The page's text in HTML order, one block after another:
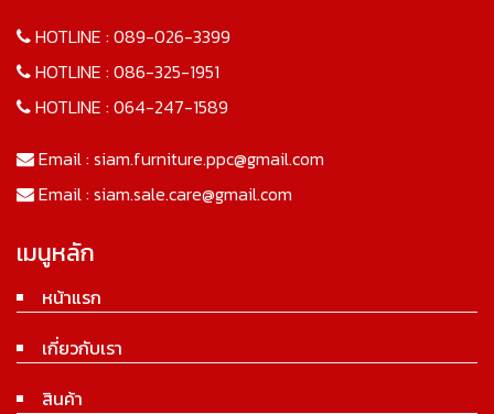
HOTLINE : 089-026-3399
HOTLINE : 086-325-1951
HOTLINE : 064-247-1589
Email : siam.furniture.ppc@gmail.com
Email : siam.sale.care@gmail.com
เมนูหลัก
หน้าแรก
เกี่ยวกับเรา
สินค้า